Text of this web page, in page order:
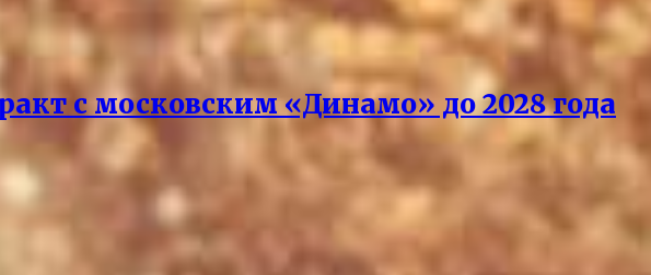
с московским «Динамо» до 2028 года